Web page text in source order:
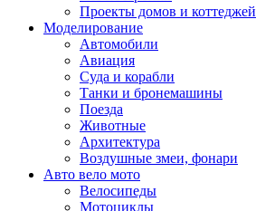
Проекты домов и коттеджей
Моделирование
Автомобили
Авиация
Суда и корабли
Танки и бронемашины
Поезда
Животные
Архитектура
Воздушные змеи, фонари
Авто вело мото
Велосипеды
Мотоциклы